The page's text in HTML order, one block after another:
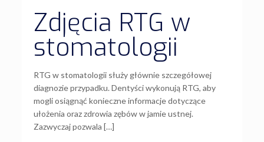
Zdjęcia RTG w
stomatologii
RTG w stomatologii służy głównie szczegółowej
diagnozie przypadku. Dentyści wykonują RTG, aby
mogli osiągnąć konieczne informacje dotyczące
ułożenia oraz zdrowia zębów w jamie ustnej.
Zazwyczaj pozwala […]